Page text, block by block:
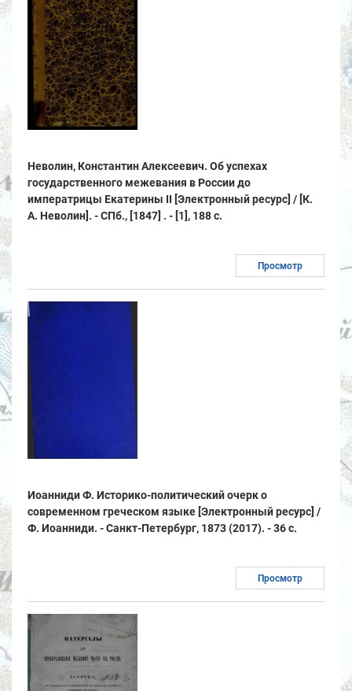
Неволин, Константин Алексеевич. Об успехах
государственного межевания в России до
императрицы Екатерины II [Электронный ресурс] / [К.
А. Неволин]. - СПб., [1847] . - [1], 188 с.
Просмотр
Иоанниди Ф. Историко-политический очерк о
современном греческом языке [Электронный ресурс] /
Ф. Иоанниди. - Санкт-Петербург, 1873 (2017). - 36 с.
Просмотр